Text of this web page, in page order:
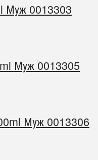
Муж 0013303
Муж 0013305
Муж 0013306